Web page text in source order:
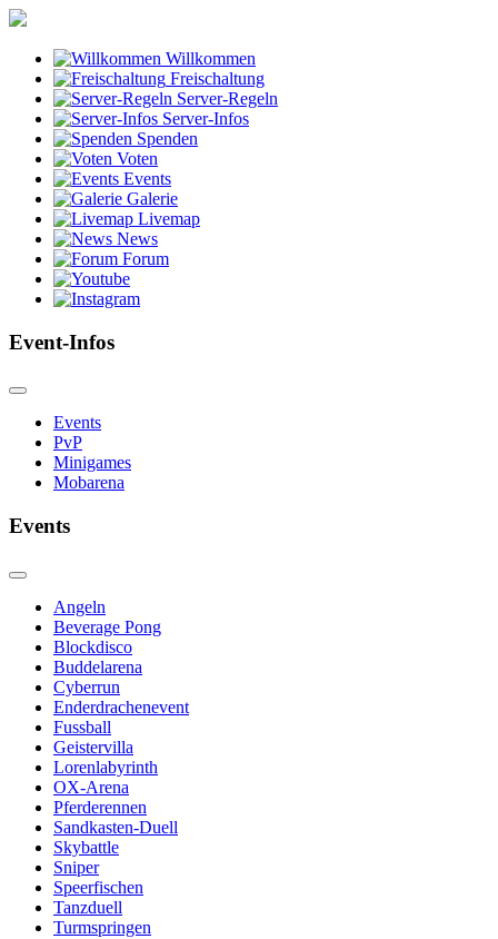
Willkommen
Freischaltung
Server-Regeln
Server-Infos
Spenden
Voten
Events
Galerie
Livemap
News
Forum
Event-Infos
Events
PvP
Minigames
Mobarena
Events
Angeln
Beverage Pong
Blockdisco
Buddelarena
Cyberrun
Enderdrachenevent
Fussball
Geistervilla
Lorenlabyrinth
OX-Arena
Pferderennen
Sandkasten-Duell
Skybattle
Sniper
Speerfischen
Tanzduell
Turmspringen